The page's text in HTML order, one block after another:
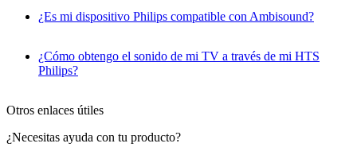
¿Es mi dispositivo Philips compatible con Ambisound?
¿Cómo obtengo el sonido de mi TV a través de mi HTS
Philips?
Otros enlaces útiles
¿Necesitas ayuda con tu producto?